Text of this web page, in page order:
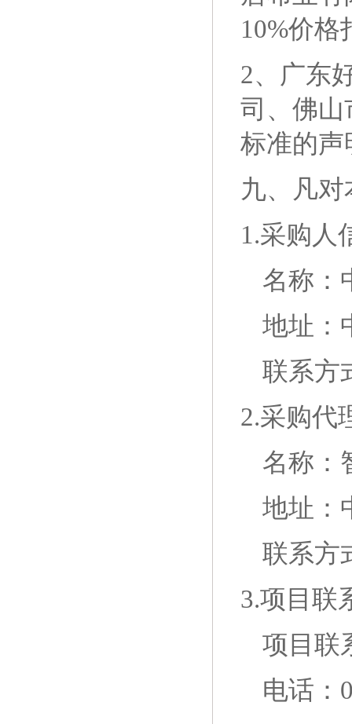
10%价格
2、广东
司、佛山
标准的声
九、
凡
1.采购人
名称：
地址：
联系方
2.采购代
名称：
地址：
联系方
3.项目联
项目联
电话：